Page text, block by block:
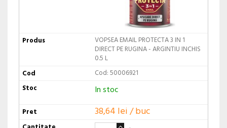
VOPSEA EMAIL PROTECTA 3 IN 1
DIRECT PE RUGINA - ARGINTIU INCHIS
0.5 L
Cod: 50006921
In stoc
38,64 lei / buc